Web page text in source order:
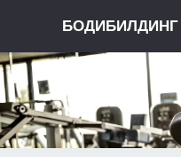
БОДИБИЛДИНГ